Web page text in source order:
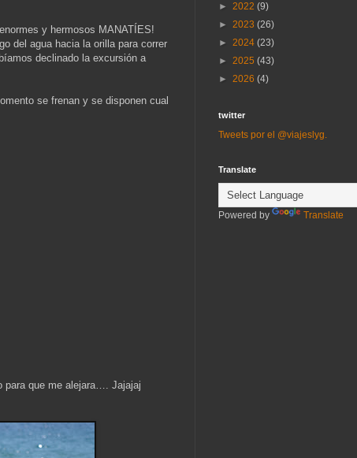
y hermosos MANATÍES!
del agua hacia la orilla para correr
declinado la excursión a
se frenan y se disponen cual
para que me alejara…. Jajajaj
► 2022 (9)
► 2023 (26)
► 2024 (23)
► 2025 (43)
► 2026 (4)
twitter
Tweets por el @viajeslyg.
Translate
Powered by Translate